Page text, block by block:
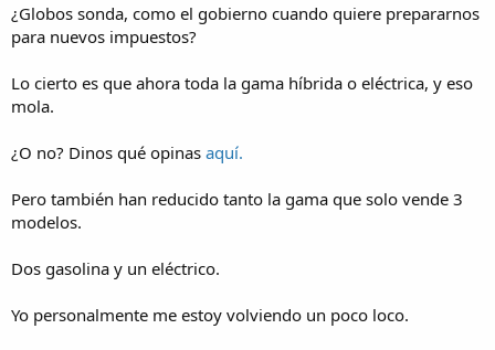
¿Globos sonda, como el gobierno cuando quiere prepararnos
para nuevos impuestos?
Lo cierto es que ahora toda la gama híbrida o eléctrica, y eso
mola.
¿O no? Dinos qué opinas aquí.
Pero también han reducido tanto la gama que solo vende 3
modelos.
Dos gasolina y un eléctrico.
Yo personalmente me estoy volviendo un poco loco.